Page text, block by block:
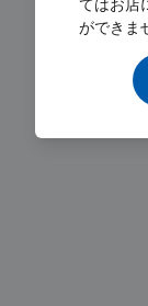
てはお店
ができま